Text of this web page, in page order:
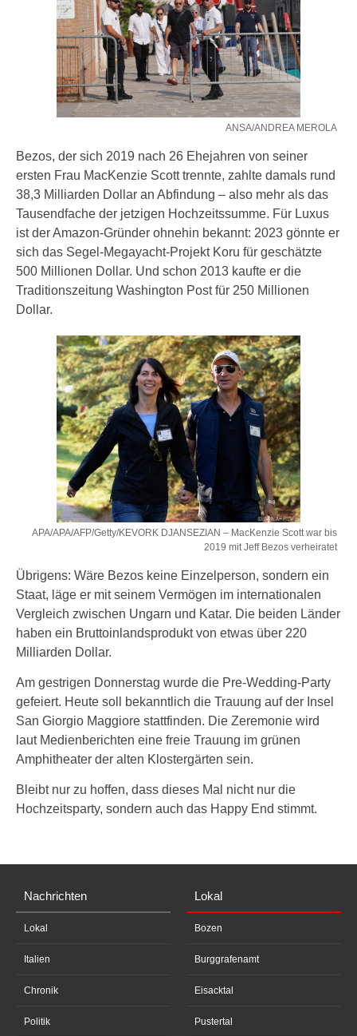
ANSA/ANDREA MEROLA
Bezos, der sich 2019 nach 26 Ehejahren von seiner
ersten Frau MacKenzie Scott trennte, zahlte damals rund
38,3 Milliarden Dollar an Abfindung – also mehr als das
Tausendfache der jetzigen Hochzeitssumme. Für Luxus
ist der Amazon-Gründer ohnehin bekannt: 2023 gönnte er
sich das Segel-Megayacht-Projekt Koru für geschätzte
500 Millionen Dollar. Und schon 2013 kaufte er die
Traditionszeitung Washington Post für 250 Millionen
Dollar.
APA/APA/AFP/Getty/KEVORK DJANSEZIAN – MacKenzie Scott war bis
2019 mit Jeff Bezos verheiratet
Übrigens: Wäre Bezos keine Einzelperson, sondern ein
Staat, läge er mit seinem Vermögen im internationalen
Vergleich zwischen Ungarn und Katar. Die beiden Länder
haben ein Bruttoinlandsprodukt von etwas über 220
Milliarden Dollar.
Am gestrigen Donnerstag wurde die Pre-Wedding-Party
gefeiert. Heute soll bekanntlich die Trauung auf der Insel
San Giorgio Maggiore stattfinden. Die Zeremonie wird
laut Medienberichten eine freie Trauung im grünen
Amphitheater der alten Klostergärten sein.
Bleibt nur zu hoffen, dass dieses Mal nicht nur die
Hochzeitsparty, sondern auch das Happy End stimmt.
Nachrichten
Lokal
Italien
Chronik
Politik
Lokal
Bozen
Burggrafenamt
Eisacktal
Pustertal